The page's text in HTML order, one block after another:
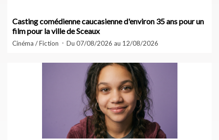
Casting comédienne caucasienne d'environ 35 ans pour un
film pour la ville de Sceaux
Cinéma / Fiction Du 07/08/2026 au 12/08/2026